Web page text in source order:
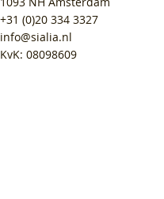
+31 (0)20 334 3327
info@sialia.nl
KvK: 08098609